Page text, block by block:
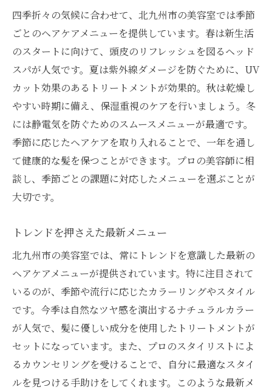
四季折々の気候に合わせて、北九州市の美容室では季節
ごとのヘアケアメニューを提供しています。春は新生活
のスタートに向けて、頭皮のリフレッシュを図るヘッド
スパが人気です。夏は紫外線ダメージを防ぐために、UV
カット効果のあるトリートメントが効果的。秋は乾燥し
やすい時期に備え、保湿重視のケアを行いましょう。冬
には静電気を防ぐためのスムースメニューが最適です。
季節に応じたヘアケアを取り入れることで、一年を通し
て健康的な髪を保つことができます。プロの美容師に相
談し、季節ごとの課題に対応したメニューを選ぶことが
大切です。
トレンドを押さえた最新メニュー
北九州市の美容室では、常にトレンドを意識した最新の
ヘアケアメニューが提供されています。特に注目されて
いるのが、季節や流行に応じたカラーリングやスタイル
です。今季は自然なツヤ感を演出するナチュラルカラー
が人気で、髪に優しい成分を使用したトリートメントが
セットになっています。また、プロのスタイリストによ
るカウンセリングを受けることで、自分に最適なスタイ
ルを見つける手助けをしてくれます。このような最新メ